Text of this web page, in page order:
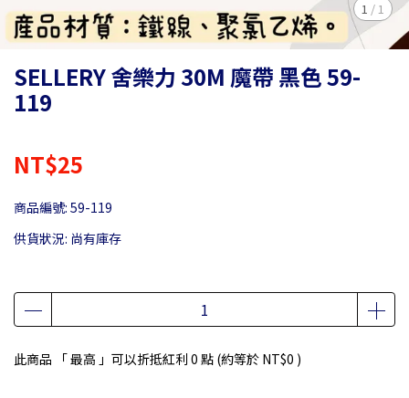
1 / 1
SELLERY 舍樂力 30M 魔帶 黑色 59-
119
NT$25
商品編號: 59-119
供貨狀況: 尚有庫存
此商品 「 最高 」可以折抵紅利 0 點 (約等於 NT$0 )